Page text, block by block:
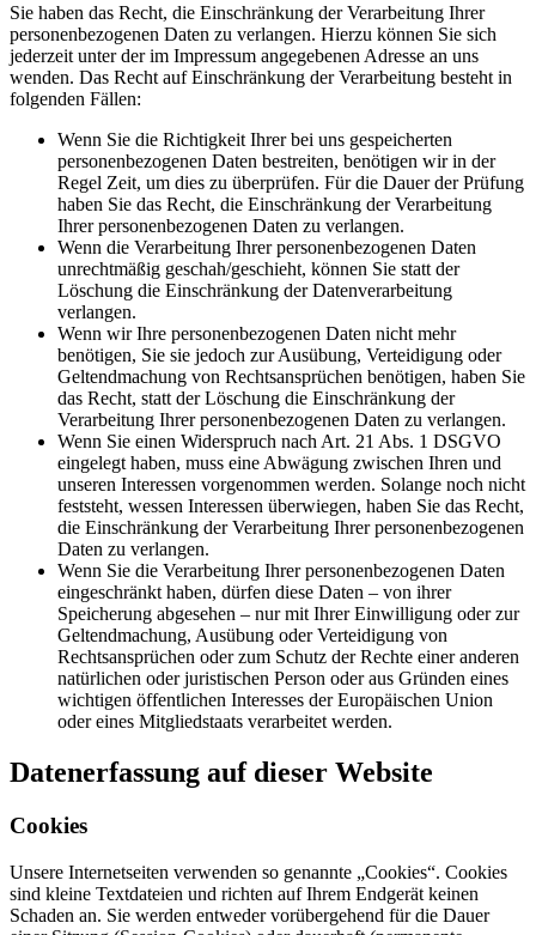
Sie haben das Recht, die Einschränkung der Verarbeitung Ihrer
personenbezogenen Daten zu verlangen. Hierzu können Sie sich
jederzeit unter der im Impressum angegebenen Adresse an uns
wenden. Das Recht auf Einschränkung der Verarbeitung besteht in
folgenden Fällen:
Wenn Sie die Richtigkeit Ihrer bei uns gespeicherten
personenbezogenen Daten bestreiten, benötigen wir in der
Regel Zeit, um dies zu überprüfen. Für die Dauer der Prüfung
haben Sie das Recht, die Einschränkung der Verarbeitung
Ihrer personenbezogenen Daten zu verlangen.
Wenn die Verarbeitung Ihrer personenbezogenen Daten
unrechtmäßig geschah/geschieht, können Sie statt der
Löschung die Einschränkung der Datenverarbeitung
verlangen.
Wenn wir Ihre personenbezogenen Daten nicht mehr
benötigen, Sie sie jedoch zur Ausübung, Verteidigung oder
Geltendmachung von Rechtsansprüchen benötigen, haben Sie
das Recht, statt der Löschung die Einschränkung der
Verarbeitung Ihrer personenbezogenen Daten zu verlangen.
Wenn Sie einen Widerspruch nach Art. 21 Abs. 1 DSGVO
eingelegt haben, muss eine Abwägung zwischen Ihren und
unseren Interessen vorgenommen werden. Solange noch nicht
feststeht, wessen Interessen überwiegen, haben Sie das Recht,
die Einschränkung der Verarbeitung Ihrer personenbezogenen
Daten zu verlangen.
Wenn Sie die Verarbeitung Ihrer personenbezogenen Daten
eingeschränkt haben, dürfen diese Daten – von ihrer
Speicherung abgesehen – nur mit Ihrer Einwilligung oder zur
Geltendmachung, Ausübung oder Verteidigung von
Rechtsansprüchen oder zum Schutz der Rechte einer anderen
natürlichen oder juristischen Person oder aus Gründen eines
wichtigen öffentlichen Interesses der Europäischen Union
oder eines Mitgliedstaats verarbeitet werden.
Datenerfassung auf dieser Website
Cookies
Unsere Internetseiten verwenden so genannte „Cookies“. Cookies
sind kleine Textdateien und richten auf Ihrem Endgerät keinen
Schaden an. Sie werden entweder vorübergehend für die Dauer